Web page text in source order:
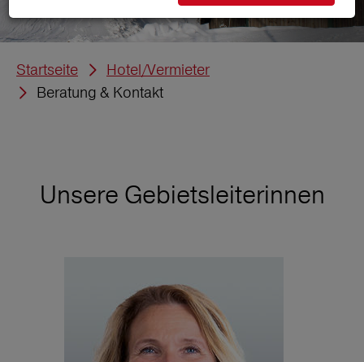
Startseite
Hotel/Vermieter
Beratung & Kontakt
Unsere Gebietsleiterinnen